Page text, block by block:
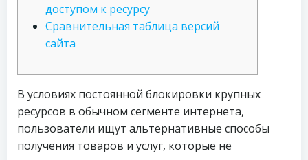
доступом к ресурсу
Сравнительная таблица версий
сайта
В условиях постоянной блокировки крупных
ресурсов в обычном сегменте интернета,
пользователи ищут альтернативные способы
получения товаров и услуг, которые не